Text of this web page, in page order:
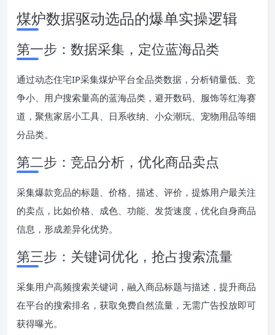
煤炉数据驱动选品的爆单实操逻辑
第一步：数据采集，定位蓝海品类
通过动态住宅IP采集煤炉平台全品类数据，分析销量低、竞
争小、用户搜索量高的蓝海品类，避开数码、服饰等红海赛
道，聚焦家居小工具、日系收纳、小众潮玩、宠物用品等细
分品类。
第二步：竞品分析，优化商品卖点
采集爆款竞品的标题、价格、描述、评价，提炼用户最关注
的卖点，比如价格、成色、功能、发货速度，优化自身商品
信息，形成差异化优势。
第三步：关键词优化，抢占搜索流量
采集用户高频搜索关键词，融入商品标题与描述，提升商品
在平台的搜索排名，获取免费自然流量，无需广告投放即可
获得曝光。